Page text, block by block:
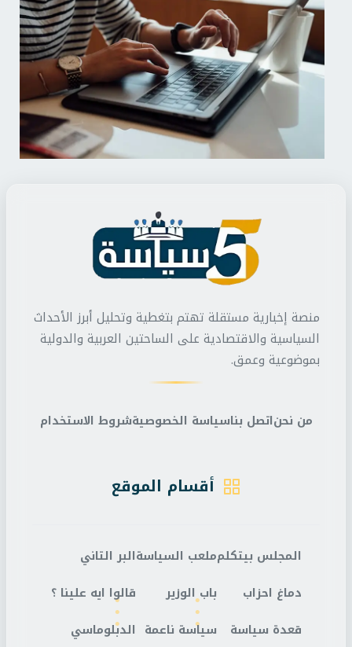
منصة إخبارية مستقلة تهتم بتغطية وتحليل أبرز الأحداث
السياسية والاقتصادية على الساحتين العربية والدولية
بموضوعية وعمق.
من نحناتصل بناسياسة الخصوصيةشروط الاستخدام
أقسام الموقع
المجلس بيتكلم
دماغ احزاب
قعدة سياسة
ملعب السياسة
باب الوزير
سياسة ناعمة
البر التاني
قالوا ايه علينا ؟
الدبلوماسي